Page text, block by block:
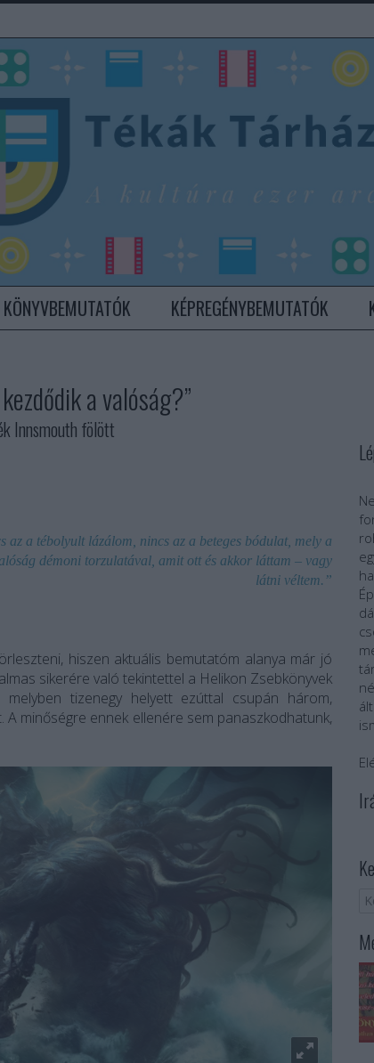
KÖNYVBEMUTATÓK KÉPREGÉNYBEMUTATÓK
a valóság?”
Innsmouth fölött
az a tébolyult lázálom, nincs az a beteges bódulat, mely a
démoni torzulatával, amit ott és akkor láttam – vagy
látni véltem.”
hiszen aktuális bemutatóm alanya már jó
sikerére való tekintettel a Helikon Zsebkönyvek
tizenegy helyett ezúttal csupán három,
minőségre ennek ellenére sem panaszkodhatunk,